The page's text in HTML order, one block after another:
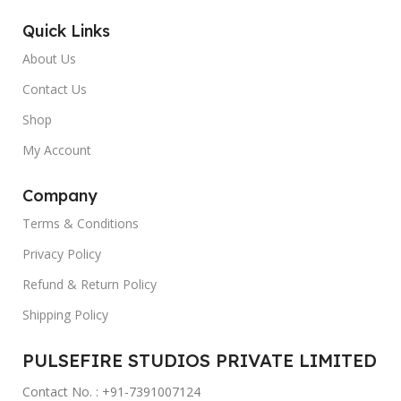
Quick Links
About Us
Contact Us
Shop
My Account
Company
Terms & Conditions
Privacy Policy
Refund & Return Policy
Shipping Policy
PULSEFIRE STUDIOS PRIVATE LIMITED
Contact No. : +91-7391007124